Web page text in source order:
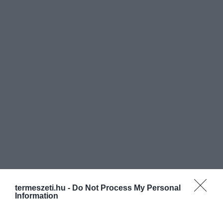
termeszeti.hu - Do Not Process My Personal
Information